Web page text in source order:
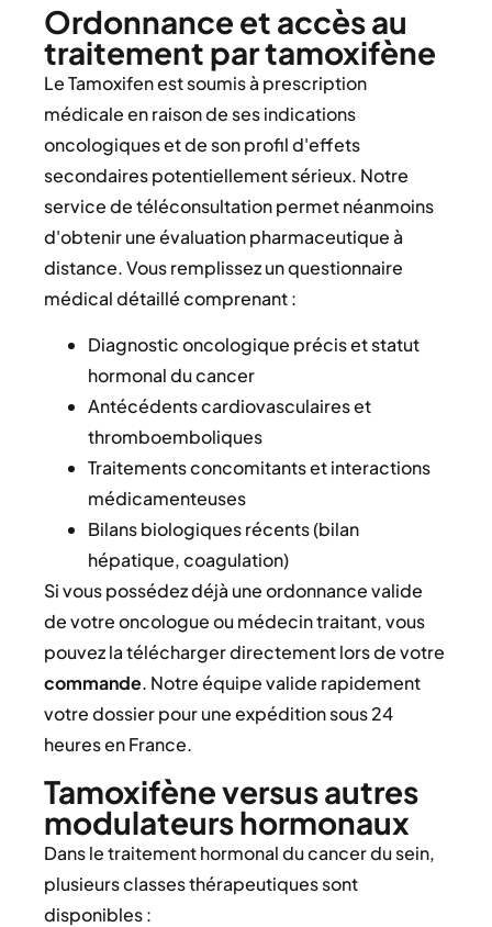
Ordonnance et accès au
traitement par tamoxifène
Le Tamoxifen est soumis à prescription
médicale en raison de ses indications
oncologiques et de son profil d'effets
secondaires potentiellement sérieux. Notre
service de téléconsultation permet néanmoins
d'obtenir une évaluation pharmaceutique à
distance. Vous remplissez un questionnaire
médical détaillé comprenant :
Diagnostic oncologique précis et statut
hormonal du cancer
Antécédents cardiovasculaires et
thromboemboliques
Traitements concomitants et interactions
médicamenteuses
Bilans biologiques récents (bilan
hépatique, coagulation)
Si vous possédez déjà une ordonnance valide
de votre oncologue ou médecin traitant, vous
pouvez la télécharger directement lors de votre
commande. Notre équipe valide rapidement
votre dossier pour une expédition sous 24
heures en France.
Tamoxifène versus autres
modulateurs hormonaux
Dans le traitement hormonal du cancer du sein,
plusieurs classes thérapeutiques sont
disponibles :